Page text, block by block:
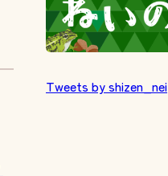
Tweets by shizen_nei